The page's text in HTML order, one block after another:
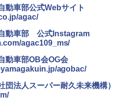
動車部公式Webサイト
agac/
動車部 公式Instagram
agac109_ms/
動車部OB会OG会
agobac/
団法人スーパー耐久未来機構）